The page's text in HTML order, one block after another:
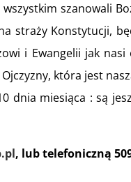
szanowali
straży Konstytucji,
i Ewangelii jak
która jest
dnia miesiąca : są
, lub telefoniczną